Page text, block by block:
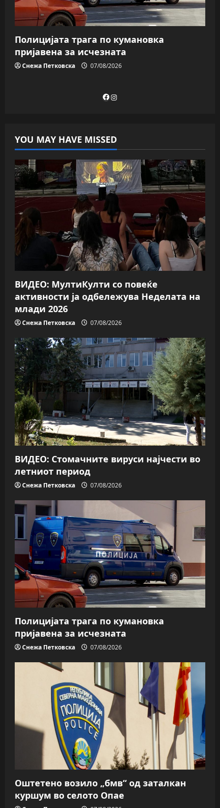
Полицијата трага пo кумановка
пријавена за исчезната
Снежа Петковска 07/08/2026
Facebook
Instagram
YOU MAY HAVE MISSED
ВИДЕО: МултиКулти со повеќе
активности ја одбележува Неделата на
млади 2026
Снежа Петковска 07/08/2026
ВИДЕО: Стомачните вируси најчести во
летниот период
Снежа Петковска 07/08/2026
Полицијата трага пo кумановка
пријавена за исчезната
Снежа Петковска 07/08/2026
Оштетено возило „бмв“ од заталкан
куршум во селото Опае